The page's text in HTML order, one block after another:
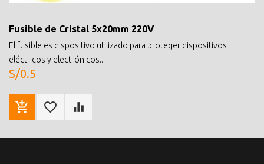
Fusible de Cristal 5x20mm 220V
El fusible es dispositivo utilizado para proteger dispositivos
eléctricos y electrónicos..
S/0.5